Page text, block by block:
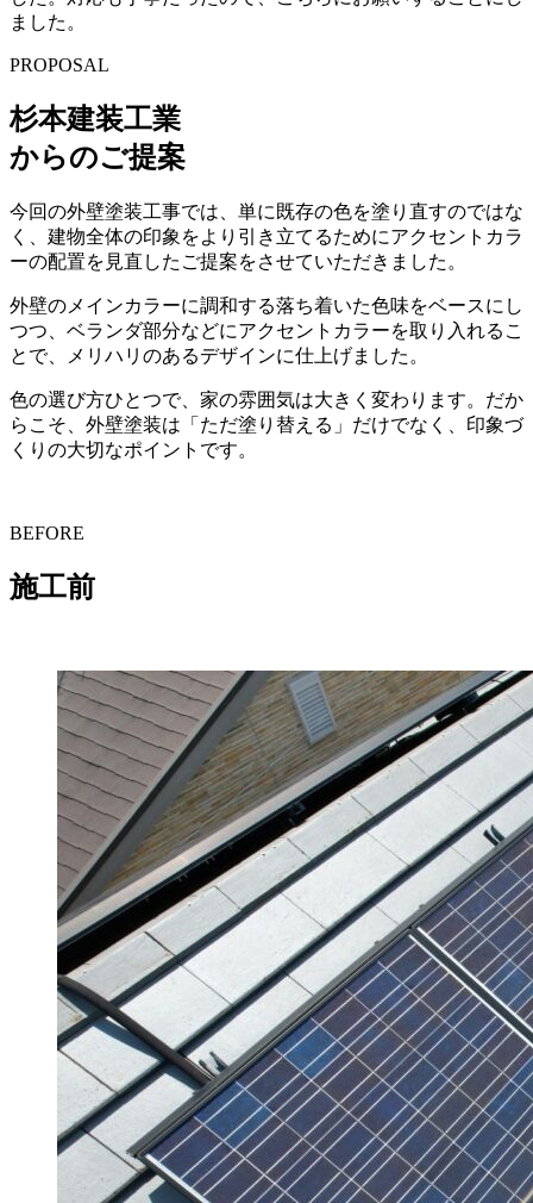
ました。
PROPOSAL
杉本建装工業
からのご提案
今回の外壁塗装工事では、単に既存の色を塗り直すのではな
く、建物全体の印象をより引き立てるためにアクセントカラ
ーの配置を見直したご提案をさせていただきました。
外壁のメインカラーに調和する落ち着いた色味をベースにし
つつ、ベランダ部分などにアクセントカラーを取り入れるこ
とで、メリハリのあるデザインに仕上げました。
色の選び方ひとつで、家の雰囲気は大きく変わります。だか
らこそ、外壁塗装は「ただ塗り替える」だけでなく、印象づ
くりの大切なポイントです。
BEFORE
施工前